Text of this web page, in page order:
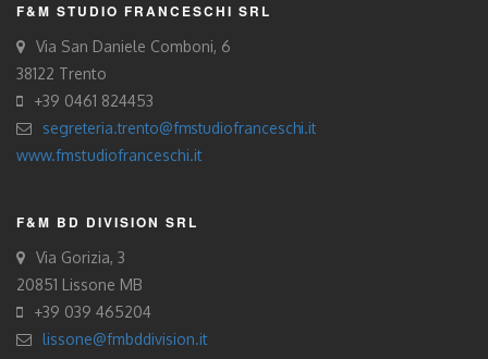
F&M STUDIO FRANCESCHI SRL
Via San Daniele Comboni, 6
38122 Trento
+39 0461 824453
segreteria.trento@fmstudiofranceschi.it
www.fmstudiofranceschi.it
F&M BD DIVISION SRL
Via Gorizia, 3
20851 Lissone MB
+39 039 465204
lissone@fmbddivision.it